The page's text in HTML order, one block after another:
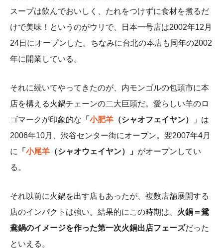
スープは飲んでおいしく、たれをつけずに食材を煮るだ
けで美味！というのがウリで、日本一号店は2002年12月
24日にオープンした。ちなみに台北の本店も同年の2002
年に開業している。
それに続いてやってきたのが、内モンゴルの包頭市に本
店を構える火鍋チェーンの二大巨頭だ。愛らしい羊のロ
ゴマークが印象的な 「 小肥羊 （シャオフェイヤン）
」は
2006年10月、渋谷センター街にオープン。翌2007年4月
に
「 小尾羊 （シャオウェイヤン）」 がオープンしてい
る。
それ以前に火鍋を出す店もあったが、複数店舗展開する
店のインパクトは強い。結果的にこの時期は、 火鍋＝鴛
鴦鍋のイメージを作った第一次火鍋出店フェーズだった
といえる。